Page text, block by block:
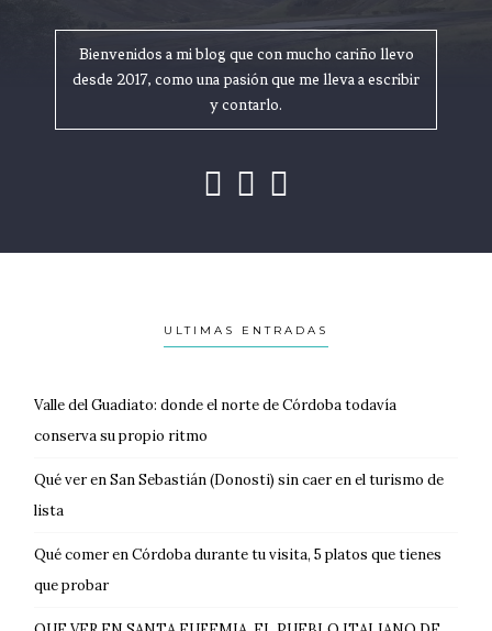
Bienvenidos a mi blog que con mucho cariño llevo
desde 2017, como una pasión que me lleva a escribir
y contarlo.
ULTIMAS ENTRADAS
Valle del Guadiato: donde el norte de Córdoba todavía
conserva su propio ritmo
Qué ver en San Sebastián (Donosti) sin caer en el turismo de
lista
Qué comer en Córdoba durante tu visita, 5 platos que tienes
que probar